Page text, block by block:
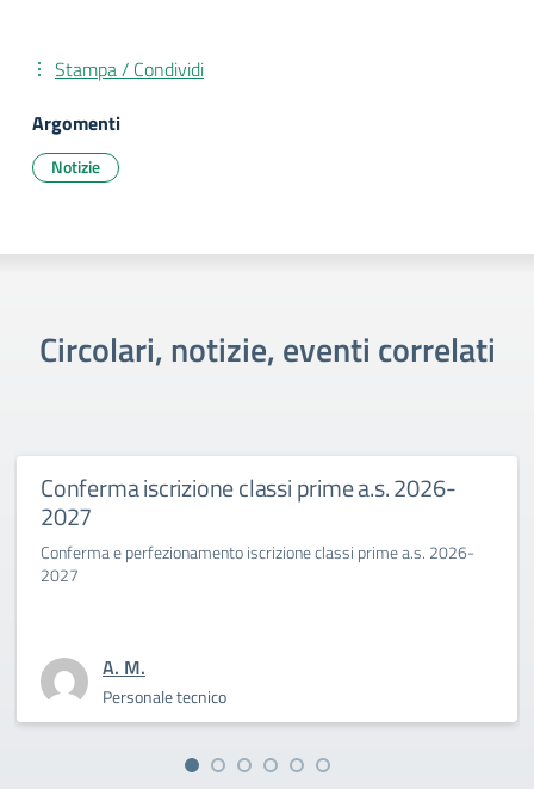
Stampa / Condividi
Argomenti
Notizie
Circolari, notizie, eventi correlati
iscrizione classi prime a.s. 2026-
iscrizione classi prime a.s. 2026-
tecnico
Primo
La Dirigente